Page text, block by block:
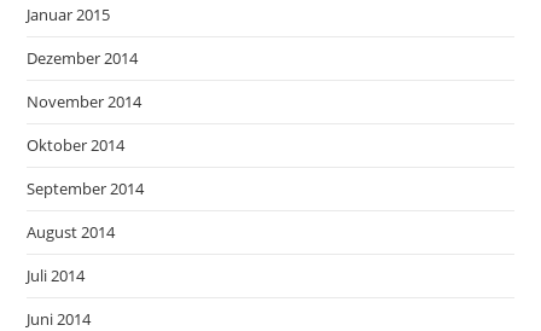
Januar 2015
Dezember 2014
November 2014
Oktober 2014
September 2014
August 2014
Juli 2014
Juni 2014